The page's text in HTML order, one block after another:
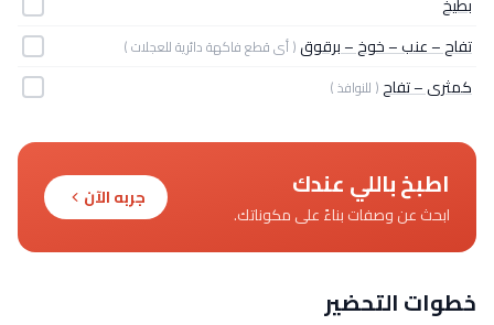
بطيخ
تفاح – عنب – خوخ – برقوق( أى قطع فاكهة دائرية للعجلات )
كمثرى – تفاح( للنوافذ )
اطبخ باللي عندك
ابحث عن وصفات بناءً على مكوناتك.
جربه الآن
خطوات التحضير